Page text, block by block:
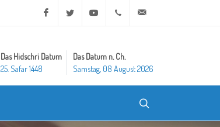
Facebook Twitter Youtube +20 2 25970400
Das Hidschri Datum
25. Safar 1448
Das Datum n. Ch.
Samstag, 08 August 2026